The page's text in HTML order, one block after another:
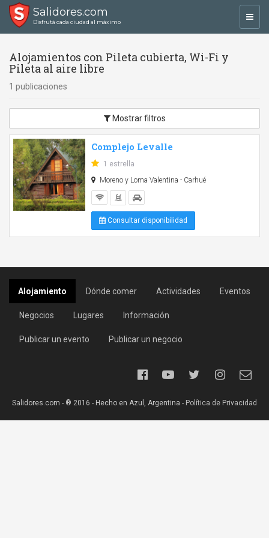
Salidores.com
Disfrutá cada ciudad al máximo
Alojamientos con Pileta cubierta, Wi-Fi y
Pileta al aire libre
1 publicaciones
Mostrar filtros
Complejo Levalle
1 estrella
Moreno y Loma Valentina - Carhué
Consultar disponibilidad
Alojamiento Dónde comer Actividades Eventos
Negocios Lugares Información
Publicar un evento Publicar un negocio
Salidores.com - ® 2016 - Hecho en Azul, Argentina - Política de Privacidad